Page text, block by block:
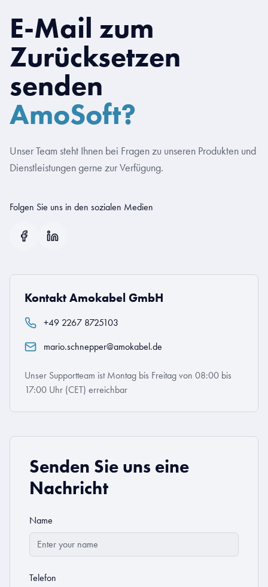
E-Mail zum
Zurücksetzen
senden
AmoSoft?
Unser Team steht Ihnen bei Fragen zu unseren Produkten und
Dienstleistungen gerne zur Verfügung.
Folgen Sie uns in den sozialen Medien
Kontakt Amokabel GmbH
+49 2267 8725103
mario.schnepper@amokabel.de
Unser Supportteam ist Montag bis Freitag von 08:00 bis
17:00 Uhr (CET) erreichbar
Senden Sie uns eine
Nachricht
Name
Telefon